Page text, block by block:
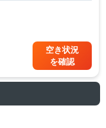
空き状況
を確認